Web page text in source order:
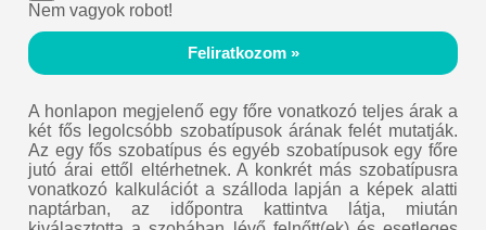
Nem vagyok robot!
Feliratkozom »
A honlapon megjelenő egy főre vonatkozó teljes árak a
két fős legolcsóbb szobatípusok árának felét mutatják.
Az egy fős szobatípus és egyéb szobatípusok egy főre
jutó árai ettől eltérhetnek. A konkrét más szobatípusra
vonatkozó kalkulációt a szálloda lapján a képek alatti
naptárban, az időpontra kattintva látja, miután